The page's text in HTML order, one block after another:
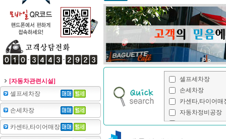
[자동차관련시설]
셀프세차장
손세차장
카센타,타이어매장